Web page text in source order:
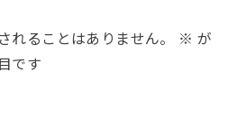
れることはありません。 ※ が
です